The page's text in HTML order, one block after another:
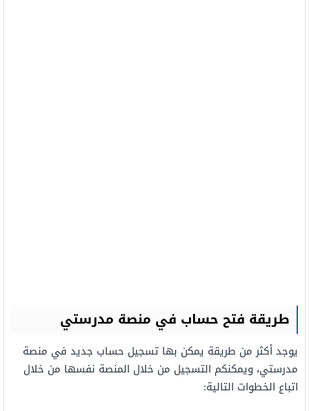
طريقة فتح حساب في منصة مدرستي
يوجد أكثر من طريقة يمكن بها تسجيل حساب جديد في منصة
مدرستي، ويمكنكم التسجيل من خلال المنصة نفسها من خلال
اتباع الخطوات التالية: